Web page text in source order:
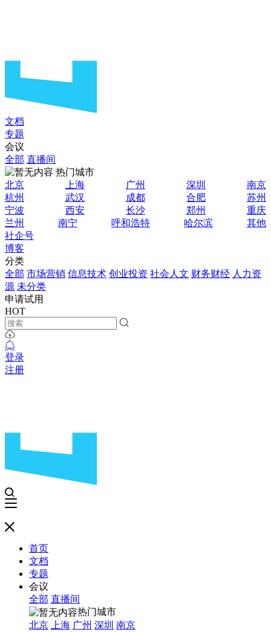
文档
专题
会议
全部 直播间
热门城市
北京
上海 广州 深圳
南京
杭州
武汉 成都 合肥
苏州
宁波
西安 长沙 郑州
重庆
兰州
南宁 呼和浩特 哈尔滨
其他
社企号
博客
分类
全部 市场营销 信息技术 创业投资 社会人文 财务财经 人力资
源 未分类
申请试用
HOT
登录
注册
首页
文档
专题
会议
全部 直播间
热门城市
北京
上海 广州 深圳 南京